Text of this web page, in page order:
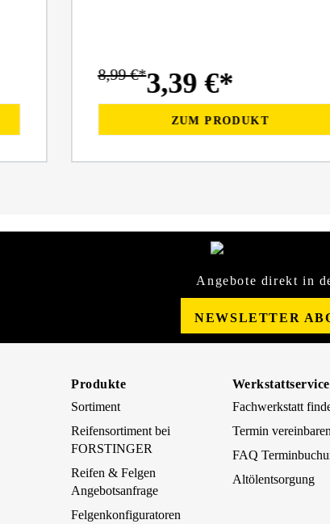
3,39 €*
8,99 €*
ZUM PRODUKT
Angebote direkt in
NEWSLETTER
Produkte
Sortiment
Reifensortiment bei
FORSTINGER
Reifen & Felgen
Angebotsanfrage
Felgenkonfiguratoren
Werkstattservice
Fachwerkstatt
Termin vereinbaren
FAQ
Altölentsorgung